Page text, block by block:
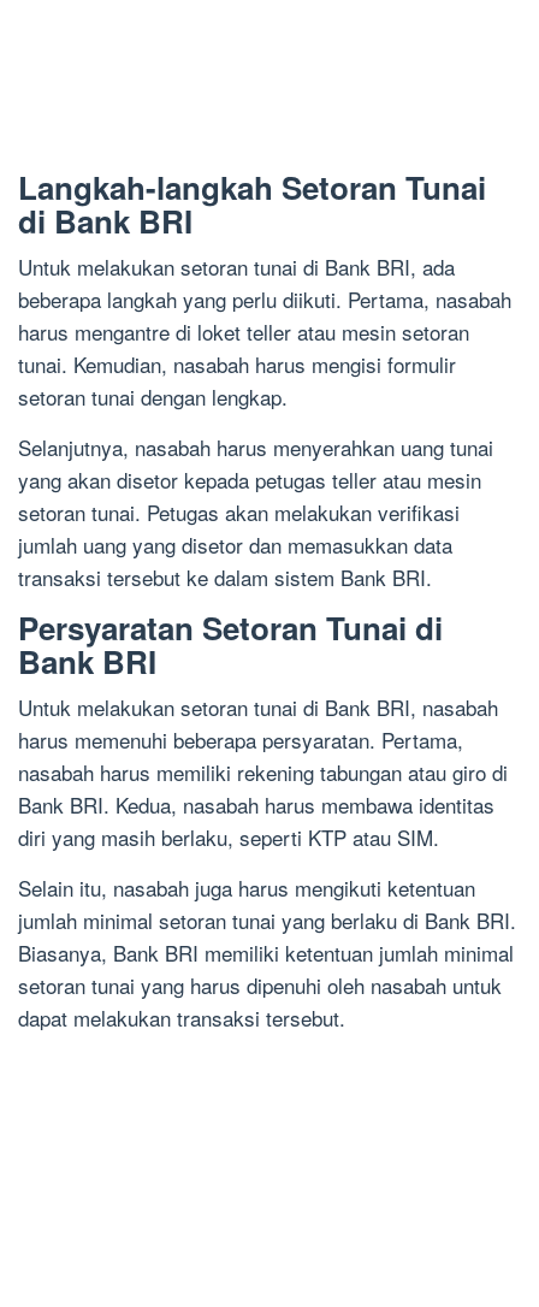
Langkah-langkah Setoran Tunai
di Bank BRI
Untuk melakukan setoran tunai di Bank BRI, ada
beberapa langkah yang perlu diikuti. Pertama, nasabah
harus mengantre di loket teller atau mesin setoran
tunai. Kemudian, nasabah harus mengisi formulir
setoran tunai dengan lengkap.
Selanjutnya, nasabah harus menyerahkan uang tunai
yang akan disetor kepada petugas teller atau mesin
setoran tunai. Petugas akan melakukan verifikasi
jumlah uang yang disetor dan memasukkan data
transaksi tersebut ke dalam sistem Bank BRI.
Persyaratan Setoran Tunai di
Bank BRI
Untuk melakukan setoran tunai di Bank BRI, nasabah
harus memenuhi beberapa persyaratan. Pertama,
nasabah harus memiliki rekening tabungan atau giro di
Bank BRI. Kedua, nasabah harus membawa identitas
diri yang masih berlaku, seperti KTP atau SIM.
Selain itu, nasabah juga harus mengikuti ketentuan
jumlah minimal setoran tunai yang berlaku di Bank BRI.
Biasanya, Bank BRI memiliki ketentuan jumlah minimal
setoran tunai yang harus dipenuhi oleh nasabah untuk
dapat melakukan transaksi tersebut.